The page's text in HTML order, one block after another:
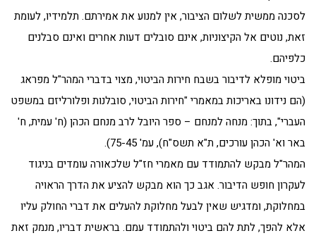
לסכנה ממשית לשלום הציבור, אין למנוע את אמירתם. תלמידיו, לעומת
זאת, נוטים אל הקיצוניות, אינם סובלים דעות אחרים ואינם סבלנים
כלפיהם.
ביטוי מופלא לדיבור בשבח חירות הביטוי, מצוי בדברי המהר"ל מפראג
(הם נידונו באריכות במאמרי "חירות הביטוי, סובלנות ופלורליזם במשפט
העברי", בתוך: מנחה למנחם – ספר היובל לרב מנחם הכהן (ח' עמית, ח'
באר וא' הכהן עורכים, ת"א תשס"ח), עמ' 75-45).
המהר"ל מבקש להתמודד עם מאמרי חז"ל שלכאורה עומדים בניגוד
לעקרון חופש הדיבור. אגב כך הוא מבקש להציע את הדרך הראויה
במחלוקת, ומדגיש שאין לבעל מחלוקת להעלים את דברי החולק עליו
אלא להפך, לתת להם ביטוי ולהתמודד עמם. בראשית דבריו, מנמק זאת